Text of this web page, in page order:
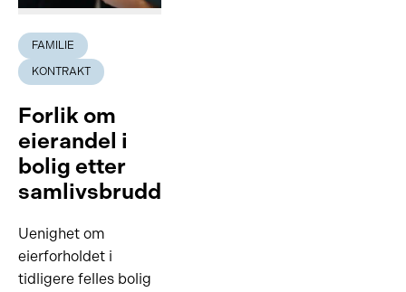
FAMILIE
KONTRAKT
Forlik om
eierandel i
bolig etter
samlivsbrudd
Uenighet om
eierforholdet i
tidligere felles bolig